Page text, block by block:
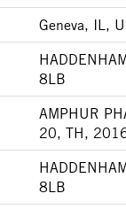
Geneva, IL,
8LB
AMPHUR
20, TH,
8LB